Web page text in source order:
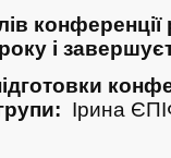
конференції
і
Ірина